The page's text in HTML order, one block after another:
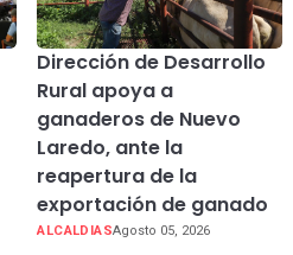
Dirección de Desarrollo
Rural apoya a
ganaderos de Nuevo
Laredo, ante la
reapertura de la
exportación de ganado
ALCALDIASAgosto 05, 2026